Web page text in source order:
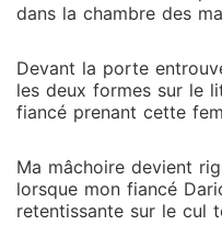
dans la chambre des
Devant la porte
les deux formes sur le
fiancé prenant cette
Ma mâchoire devient
lorsque mon fiancé
retentissante sur le cul